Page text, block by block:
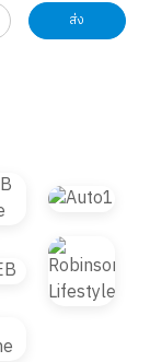
ส่ง